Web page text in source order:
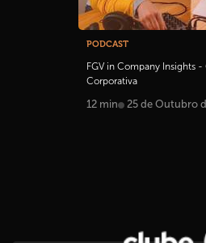
PODCAST
FGV in Company Insights -
Corporativa
12 min 25 de Outubro